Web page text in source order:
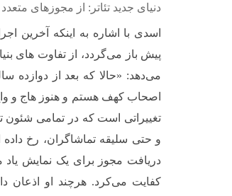
دنیای جدید تئاتر: از مجوزهای
اسدی با اشاره به اینکه آخرین
پیش باز می‌گردد، از تفاوت های
می‌دهد: «حالا که بعد از دوازده
اصحاب کهف هستم و هنوز هاج و
تغییراتی است که در تمامی شئون
و حتی سلیقه تماشاگران، رخ
دریافت مجوز برای یک نمایش
کفایت می‌کرد. هرچند او اذعان